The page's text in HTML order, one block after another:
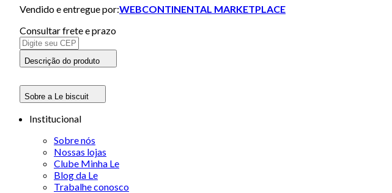
Vendido e entregue por:WEBCONTINENTAL MARKETPLACE
Consultar frete e prazo
Descrição do produto
Sobre a Le biscuit
Institucional
Sobre nós
Nossas lojas
Clube Minha Le
Blog da Le
Trabalhe conosco